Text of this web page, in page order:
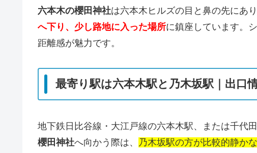
六本木の櫻田神社は六本木ヒルズの目と鼻の先にあり
へ下り、少し路地に入った場所に鎮座しています。
距離感が魅力です。
最寄り駅は六本木駅と乃木坂駅｜出口
地下鉄日比谷線・大江戸線の六本木駅、または千代
櫻田神社へ向かう際は、 乃木坂駅の方が比較的静か